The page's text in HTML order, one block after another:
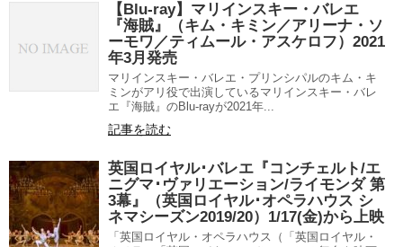
【Blu-ray】マリインスキー・バレエ
『海賊』（キム・キミン／アリーナ・ソ
ーモワ／ティムール・アスケロフ）2021
年3月発売
マリインスキー・バレエ・プリンシパルのキム・キ
ミンがアリ役で出演しているマリインスキー・バレ
エ『海賊』のBlu-rayが2021年...
記事を読む
英国ロイヤル･バレエ『コンチェルト/エ
ニグマ･ヴァリエーション/ライモンダ 第
3幕』（英国ロイヤル･オペラハウス シ
ネマシーズン2019/20）1/17(金)から上映
「英国ロイヤル・オペラハウス（「英国ロイヤル・